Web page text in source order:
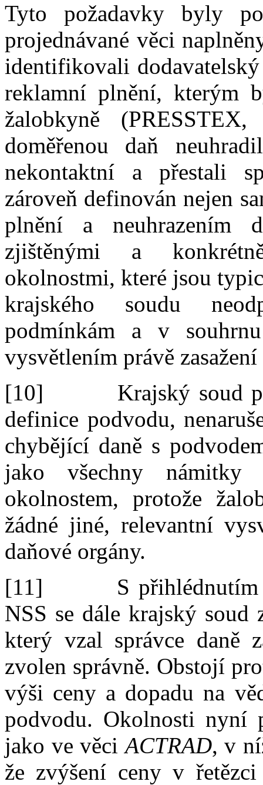
Tyto požadavky byly p
projednávané věci
identifikovali
reklamní plnění, kterým
žalobkyně
(
doměřenou daň
nekontaktní a přestali
zároveň definován nejen
plnění a neuhrazením
zjištěnými a
okolnostmi, které jsou
krajského soudu
podmínkám a
v
vysvětlením právě
[10]
Krajský soud
definice podvodu,
chybějící daně s
jako všechny námitky
okolnostem, protože
žádné jiné, relevantní
daňové orgány.
[11]
S
NSS se dále krajský soud
který vzal správce daně
zvolen správně. Obstojí
výši ceny a dopadu na
podvodu. Okolnosti nyní
jako ve věciACTRAD, v
že zvýšení ceny v